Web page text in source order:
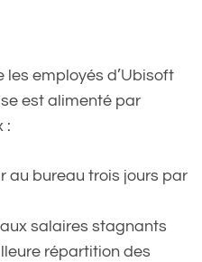
les employés d’Ubisoft
est alimenté par
:
au bureau trois jours par
salaires stagnants
répartition des